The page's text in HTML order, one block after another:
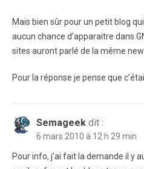
Mais bien sûr pour un petit blog
aucun chance d’apparaitre dans
sites auront parlé de la même
Pour la réponse je pense que
Semageek dit :
6 mars 2010 à 12 h 29 min
Pour info, j’ai fait la demande il y